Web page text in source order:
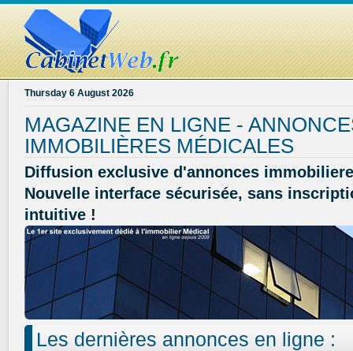
Thursday 6 August 2026
MAGAZINE EN LIGNE -
IMMOBILIÈRES MÉDICALES
Diffusion exclusive d'annonces
Nouvelle interface sécurisée, sans
intuitive !
Les dernières annonces en ligne :